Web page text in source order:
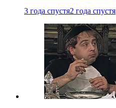
3 года спустя2 года спустя